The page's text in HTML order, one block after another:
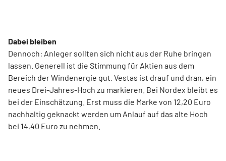
Dabei bleiben
Dennoch: Anleger sollten sich nicht aus der Ruhe bringen
lassen. Generell ist die Stimmung für Aktien aus dem
Bereich der Windenergie gut. Vestas ist drauf und dran, ein
neues Drei-Jahres-Hoch zu markieren. Bei Nordex bleibt es
bei der Einschätzung. Erst muss die Marke von 12,20 Euro
nachhaltig geknackt werden um Anlauf auf das alte Hoch
bei 14,40 Euro zu nehmen.